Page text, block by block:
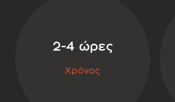
2-4 ώρες
Χρόνος